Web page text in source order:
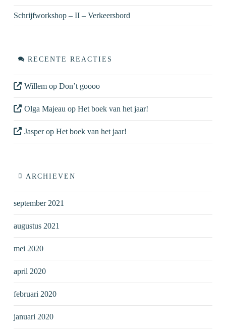
Schrijfworkshop – II – Verkeersbord
RECENTE REACTIES
Willemop Don’t goooo
Olga Majeau op Het boek van het jaar!
Jasperop Het boek van het jaar!
ARCHIEVEN
september 2021
augustus 2021
mei 2020
april 2020
februari 2020
januari 2020